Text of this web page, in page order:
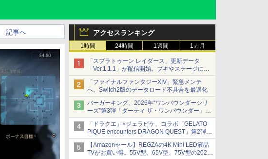
アクセスランキング
1時間 24時間 1週間 1カ月
「スプラトゥーン レイダース」更新データ
「Ver.1.1.1」が配信開始。ブキやステージに関
する不具合を修正
「ファイナルファンタジーXIV」緊急メンテ
へ。Switch2版のデータロード不具合を最適化
バーガーキング、2026年“ワンパウンダーシリ
ーズ”第3弾「ダーティ ザ・ワンパウンダー」を
8月7日発売
「特製ガーリックマヨソース」を使用した超大
型チーズバーガー
「ドラクエ」×ジェラピケ、コラボ「GELATO
PIQUE encounters DRAGON QUEST」第2弾が
本日発売
アイスカップに入ったスライムやわたぼう、ベ
ビーサタンなどがオリジナルアートで登場
【Amazonセール】REGZAの4K Mini LED液晶
TVがお買い得。55V型、65V型、75V型の2026
記事へ